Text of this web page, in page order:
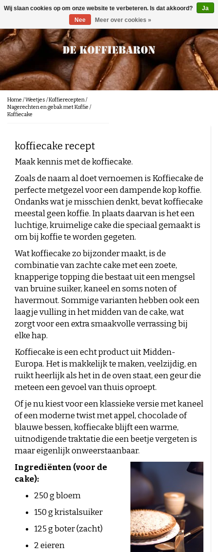
Menu
Koffie
Smaaktonen
Chocolade
Noten
Karamel
Karamelachtig
Fruitig
Fris/Zuur
Bloemig
Plantaardig/Groen
Honingachtig
Koffiebonen
100 % arabica
Melanges
Gemalen koffie
Cafeïnevrij koffie
Italiaanse koffie
Segafredo
Lucaffé
Lavazza
Illy
Caffè Paranà
Caffé Breda
Bristot
Nederlandse koffie
Mocca d' Or
Caféclub
Lazarro
Killer Koffie
Duitse koffie
Melitta
Dallmayr
Alberto
Nieuw in assortiment
Koffie korte THT
Koffie aanbieding
Lekker bij de koffie
Toebehoren
In de Koffie
Kopjes en Bekers
Onderhoud
Onderhoudsproducten
Waterfilters
Reinigingsproduckten
Ontkalking
Melksysteem reiniger
Molen Reinger
Brands
Koffiesterkte
Koffiezetmethodes
Soorten bonen
Arabica Koffie: De Milde, Aromatische Keuze
Robusta Koffie: Sterk, Krachtig en Vol van Smaak
Arabica en Robusta Blends: Krachtige smaak en
perfecte crema
Sterkte boonsoort versus Smaakkracht
Bodem en Klimaat: Invloed op koffie smaak
Nieuwe verpakking – Dezelfde koffie?
Zakelijke klanten
Koffiemolen reinigen
Houdbaarheid
Bonen of voorgemalen koffie?
Zuurgraad van koffie
Koffierecepten
Koffiecocktails
Cold brewd koffie
Espresso-rub
Peppermint Mocha
Gingerbread Latte
Koffieblog
Home /Weetjes /Koffierecepten/
Nagerechten en gebak met Koffie /
Koffiecake
koffiecake recept
Maak kennis met de koffiecake.
Zoals de naam al doet vernoemen is Koffiecake de
perfecte metgezel voor een dampende kop koffie.
Ondanks wat je misschien denkt, bevat koffiecake
meestal geen koffie. In plaats daarvan is het een
luchtige, kruimelige cake die speciaal gemaakt is
om bij koffie te worden gegeten.
Wat koffiecake zo bijzonder maakt, is de
combinatie van zachte cake met een zoete,
knapperige topping die bestaat uit een mengsel
van bruine suiker, kaneel en soms noten of
havermout. Sommige varianten hebben ook een
laagje vulling in het midden van de cake, wat
zorgt voor een extra smaakvolle verrassing bij
elke hap.
Koffiecake is een echt product uit Midden-
Europa. Het is makkelijk te maken, veelzijdig, en
ruikt heerlijk als het in de oven staat, een geur die
meteen een gevoel van thuis oproept.
Of je nu kiest voor een klassieke versie met kaneel
of een moderne twist met appel, chocolade of
blauwe bessen, koffiecake blijft een warme,
uitnodigende traktatie die een beetje vergeten is
maar eigenlijk onweerstaanbaar.
Ingrediënten (voor de
cake):
250 g bloem
150 g kristalsuiker
125 g boter (zacht)
2 eieren
Wij slaan cookies op om onze website te verbeteren. Is dat akkoord?
Ja
Nee
Meer over cookies »